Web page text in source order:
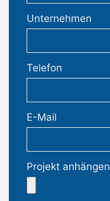
Unternehmen
Telefon
E-Mail
Projekt anhängen